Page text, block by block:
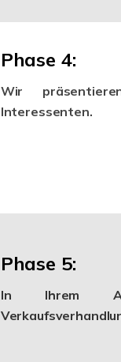
Phase 4:
Wir
Interessenten.
Phase 5:
In Ihrem